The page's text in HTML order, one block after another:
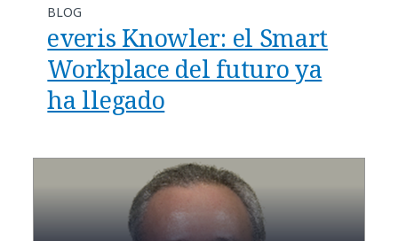
BLOG
everis Knowler: el Smart
Workplace del futuro ya
ha llegado